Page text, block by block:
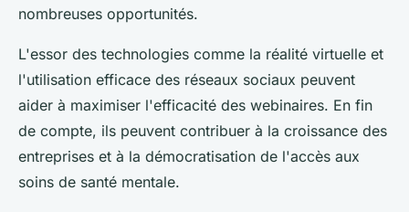
nombreuses opportunités.
L'essor des technologies comme la réalité virtuelle et
l'utilisation efficace des réseaux sociaux peuvent
aider à maximiser l'efficacité des webinaires. En fin
de compte, ils peuvent contribuer à la croissance des
entreprises et à la démocratisation de l'accès aux
soins de santé mentale.